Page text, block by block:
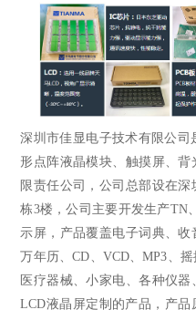
深圳市佳显电子技术有限公司
形点阵液晶模块、触摸屏、背
限责任公司，公司总部设在
栋3楼，公司主要开发生产TN
示屏，产品覆盖电子词典、收
万年历、CD、VCD、MP3、
医疗器械、小家电、各种仪
LCD液晶屏定制的产品，产